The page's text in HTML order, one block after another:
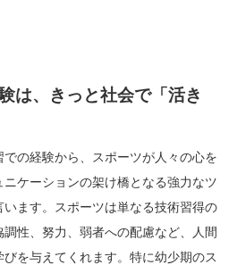
は、きっと社会で「活き
の経験から、スポーツが人々の心を
ケーションの架け橋となる強力なツ
ます。スポーツは単なる技術習得の
性、努力、弱者への配慮など、人間
を与えてくれます。特に幼少期のス